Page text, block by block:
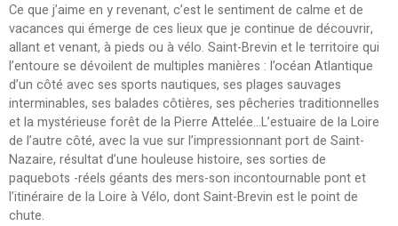
Ce que j’aime en y revenant, c’est le sentiment de calme et de
vacances qui émerge de ces lieux que je continue de découvrir,
allant et venant, à pieds ou à vélo. Saint-Brevin et le territoire qui
l’entoure se dévoilent de multiples manières : l’océan Atlantique
d’un côté avec ses sports nautiques, ses plages sauvages
interminables, ses balades côtières, ses pêcheries traditionnelles
et la mystérieuse forêt de la Pierre Attelée…L’estuaire de la Loire
de l’autre côté, avec la vue sur l’impressionnant port de Saint-
Nazaire, résultat d’une houleuse histoire, ses sorties de
paquebots -réels géants des mers-son incontournable pont et
l’itinéraire de la Loire à Vélo, dont Saint-Brevin est le point de
chute.